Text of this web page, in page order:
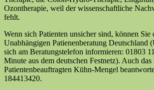
Ozontherapie, weil der wissenschaftliche
fehlt.
Wenn sich Patienten unsicher sind, können
Unabhängigen Patienenberatung Deutschland
sich am Beratungstelefon informieren: 01803
Minute aus dem deutschen Festnetz). Auch
Patientenbeauftragten Kühn-Mengel
184413420.